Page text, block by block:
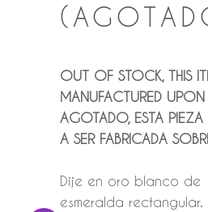
OUT OF STOCK, THIS
MANUFACTURED UPON
AGOTADO, ESTA PIEZA
A SER FABRICADA
Dije en oro blanco de
esmeralda rectangular.